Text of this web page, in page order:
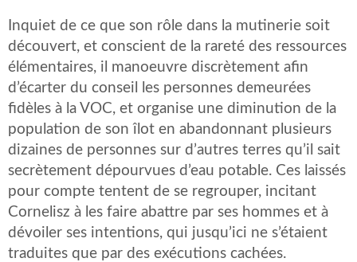
Inquiet de ce que son rôle dans la mutinerie soit
découvert, et conscient de la rareté des ressources
élémentaires, il manoeuvre discrètement afin
d’écarter du conseil les personnes demeurées
fidèles à la VOC, et organise une diminution de la
population de son îlot en abandonnant plusieurs
dizaines de personnes sur d’autres terres qu’il sait
secrètement dépourvues d’eau potable. Ces laissés
pour compte tentent de se regrouper, incitant
Cornelisz à les faire abattre par ses hommes et à
dévoiler ses intentions, qui jusqu’ici ne s’étaient
traduites que par des exécutions cachées.